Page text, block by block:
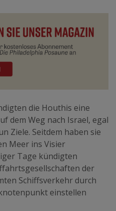
die Houthis eine
dem Weg nach Israel, egal
Ziele. Seitdem haben sie
Meer ins Visier
Tage kündigten
der
Schiffsverkehr durch
einstellen